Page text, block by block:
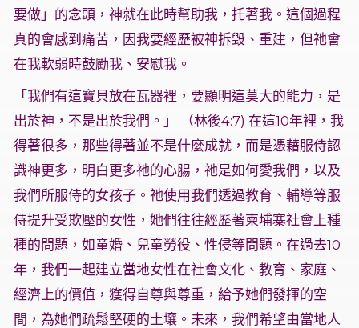
要做」的念頭，神就在此時幫助我，托著我。這個過程
真的會感到痛苦，因我要經歷被神拆毁、重建，但祂會
在我軟弱時鼓勵我、安慰我。
「我們有這寶貝放在瓦器裡，要顯明這莫大的能力，是
出於神，不是出於我們。」 （林後4:7) 在這10年裡，我
得著很多，那些得著並不是什麼成就，而是憑藉服侍認
識神更多，明白更多祂的心腸，祂是如何愛我們，以及
我們所服侍的女孩子。祂使用我們透過教育、輔導等服
侍提升受欺壓的女性，她們往往經歷著柬埔寨社會上種
種的問題，如童婚、兒童勞役、性侵等問題。在過去10
年，我們一起建立當地女性在社會文化、教育、家庭、
經濟上的價值，獲得自尊與尊重，給予她們發揮的空
間，為她們疏鬆堅硬的土壤。未來，我們希望由當地人